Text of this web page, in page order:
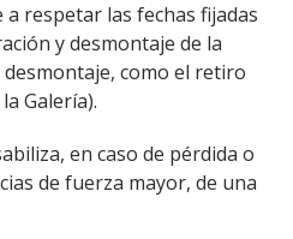
respetar las fechas fijadas
y desmontaje de la
como el retiro
Galería).
en caso de pérdida o
de fuerza mayor, de una